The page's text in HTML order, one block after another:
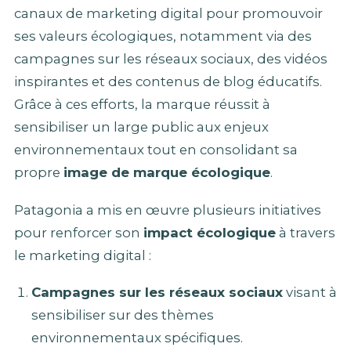
canaux de marketing digital pour promouvoir
ses valeurs écologiques, notamment via des
campagnes sur les réseaux sociaux, des vidéos
inspirantes et des contenus de blog éducatifs.
Grâce à ces efforts, la marque réussit à
sensibiliser un large public aux enjeux
environnementaux tout en consolidant sa
propre image de marque écologique.
Patagonia a mis en œuvre plusieurs initiatives
pour renforcer son impact écologique à travers
le marketing digital :
Campagnes sur les réseaux sociauxvisant à
sensibiliser sur des thèmes
environnementaux spécifiques.